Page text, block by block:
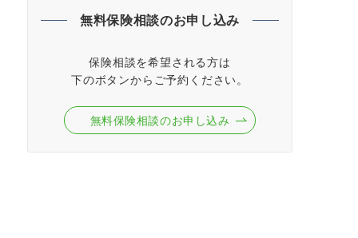
無料保険相談のお申し込み
保険相談を希望される方は
下のボタンからご予約ください。
無料保険相談のお申し込み